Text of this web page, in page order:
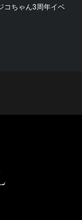
コちゃん3周年イベ